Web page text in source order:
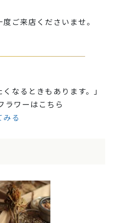
ご来店くださいませ。
なるときもあります。」
ワーはこちら
みる